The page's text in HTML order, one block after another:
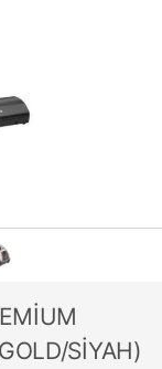
SİYAH)